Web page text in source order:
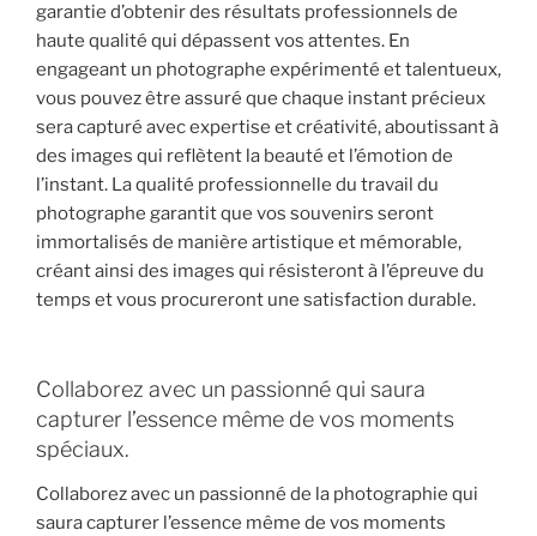
garantie d’obtenir des résultats professionnels de
haute qualité qui dépassent vos attentes. En
engageant un photographe expérimenté et talentueux,
vous pouvez être assuré que chaque instant précieux
sera capturé avec expertise et créativité, aboutissant à
des images qui reflètent la beauté et l’émotion de
l’instant. La qualité professionnelle du travail du
photographe garantit que vos souvenirs seront
immortalisés de manière artistique et mémorable,
créant ainsi des images qui résisteront à l’épreuve du
temps et vous procureront une satisfaction durable.
Collaborez avec un passionné qui saura
capturer l’essence même de vos moments
spéciaux.
Collaborez avec un passionné de la photographie qui
saura capturer l’essence même de vos moments